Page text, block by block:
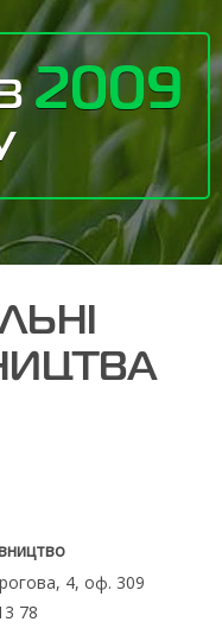
2009
4, оф. 309
78